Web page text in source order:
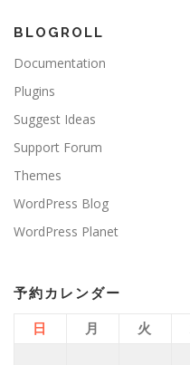
BLOGROLL
Documentation
Plugins
Suggest Ideas
Support Forum
Themes
WordPress Blog
WordPress Planet
予約カレンダー
日 月 火